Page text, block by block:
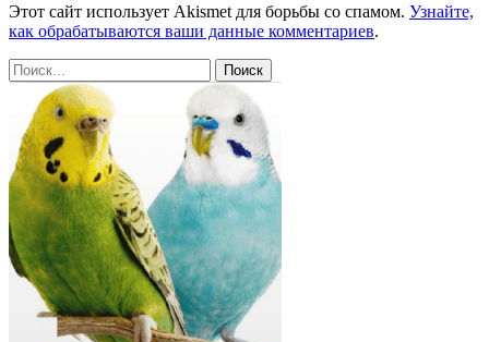
Этот сайт использует Akismet для борьбы со спамом. Узнайте,
как обрабатываются ваши данные комментариев.